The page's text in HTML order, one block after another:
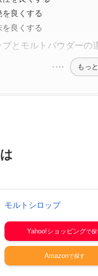
良くする
良くする
とモルトパウダーの
もっ
モルトシロップ
Yahoo!ショッピング
Amazon